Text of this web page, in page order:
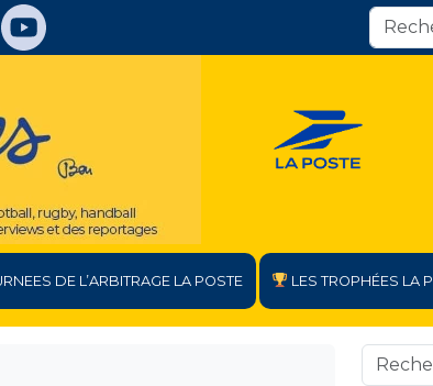
DE L’ARBITRAGE LA POSTE LES TROPHÉES LA